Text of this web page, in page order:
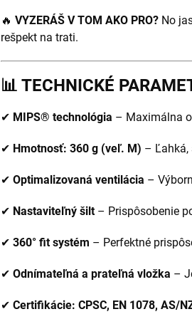
🔥 VYZERÁŠ V TOM AKO PRO? No
rešpekt na trati.
📊 TECHNICKÉ
✔ MIPS® technológia – Maximálna
✔ Hmotnosť: 360 g (veľ. M) – Ľahká,
✔ Optimalizovaná ventilácia –
✔ Nastaviteľný šilt– Prispôsobenie
✔ 360° fit systém – Perfektné
✔ Odnímateľná a prateľná vložka –
✔ Certifikácie: CPSC, EN 1078, AS/